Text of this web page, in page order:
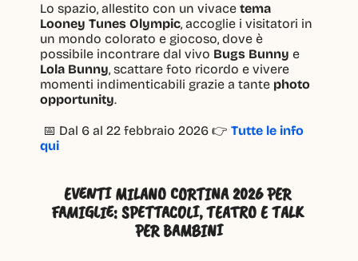
Lo spazio, allestito con un vivace tema
Looney Tunes Olympic, accoglie i visitatori in
un mondo colorato e giocoso, dove è
possibile incontrare dal vivo Bugs Bunny
Lola Bunny, scattare foto ricordo e vivere
momenti indimenticabili grazie a tante photo
opportunity.
📅 Dal 6 al 22 febbraio 2026 👉 Tutte le info
qui
EVENTI MILANO CORTINA 2026 PER
FAMIGLIE: SPETTACOLI, TEATRO E TALK
PER BAMBINI